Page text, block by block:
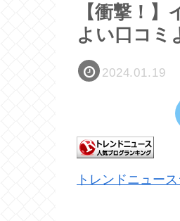
【衝撃！
よい口コミ
2024.01.19
トレンドニュー